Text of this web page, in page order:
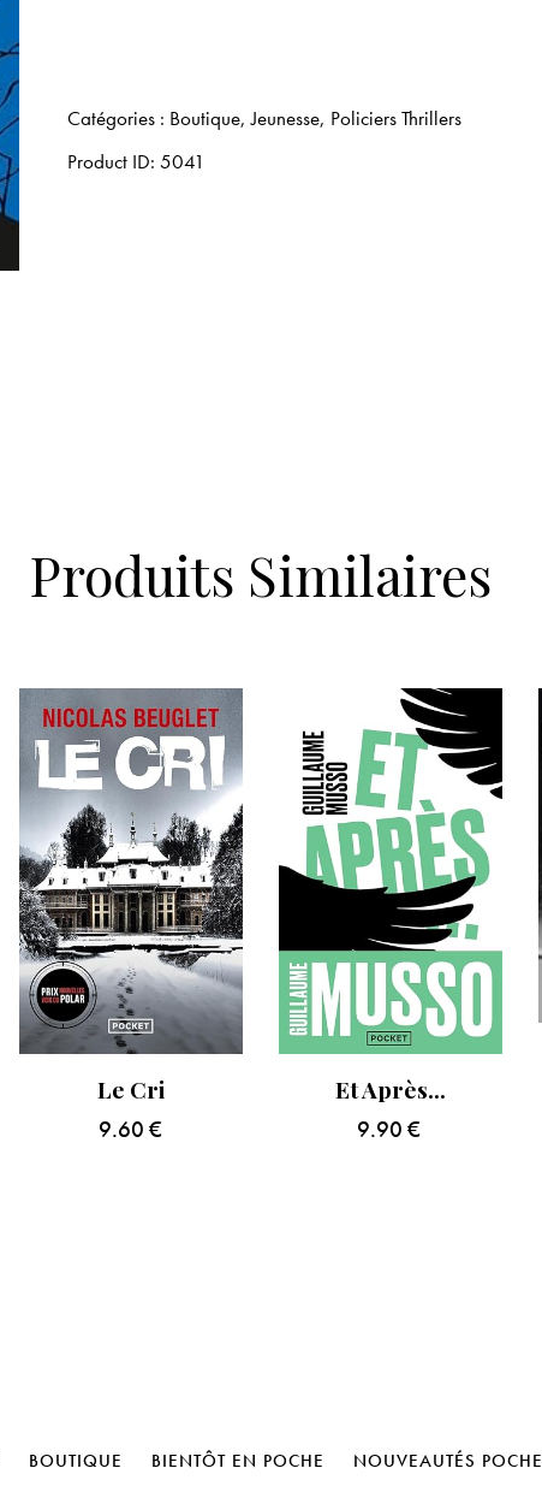
Catégories : Boutique,Jeunesse, Policiers Thrillers
Product ID:5041
Produits Similaires
Le Cri
9.60 €
Et Après…
9.90€
BOUTIQUE BIENTÔT EN POCHE NOUVEAUTÉS POCHE